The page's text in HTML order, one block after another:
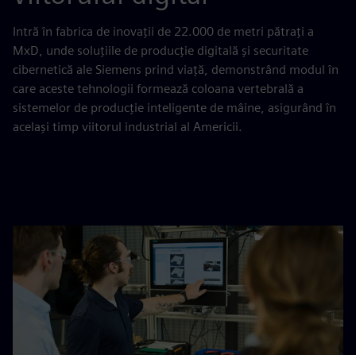
Intră în fabrica de inovații de 22.000 de metri pătrați a
MxD, unde soluțiile de producție digitală și securitate
cibernetică ale Siemens prind viață, demonstrând modul în
care aceste tehnologii formează coloana vertebrală a
sistemelor de producție inteligente de mâine, asigurând în
același timp viitorul industrial al Americii.